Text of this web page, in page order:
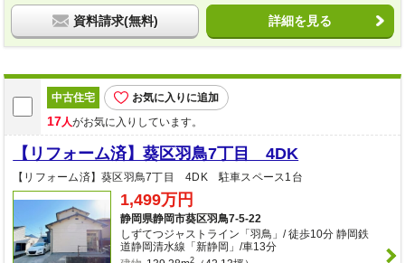
資料請求(無料) 詳細を見る
中古住宅 お気に入りに追加
17人がお気に入りしています。
【リフォーム済】葵区羽鳥7丁目 4DK
【リフォーム済】葵区羽鳥7丁目 4DK 駐車スペース1台
1,499万円
静岡県静岡市葵区羽鳥7-5-22
しずてつジャストライン「羽鳥」/ 徒歩10分 静岡鉄
道静岡清水線「新静岡」/車13分
2